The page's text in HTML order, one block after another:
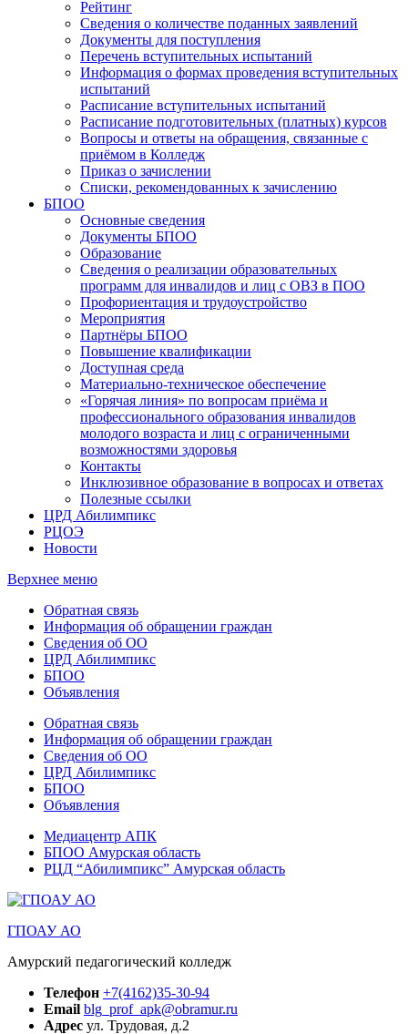
Рейтинг
Сведения о количестве поданных заявлений
Документы для поступления
Перечень вступительных испытаний
Информация о формах проведения вступительных
испытаний
Расписание вступительных испытаний
Расписание подготовительных (платных) курсов
Вопросы и ответы на обращения, связанные с
приёмом в Колледж
Приказ о зачислении
Списки, рекомендованных к зачислению
БПОО
Основные сведения
Документы БПОО
Образование
Сведения о реализации образовательных
программ для инвалидов и лиц с ОВЗ в ПОО
Профориентация и трудоустройство
Мероприятия
Партнёры БПОО
Повышение квалификации
Доступная среда
Материально-техническое обеспечение
«Горячая линия» по вопросам приёма и
профессионального образования инвалидов
молодого возраста и лиц с ограниченными
возможностями здоровья
Контакты
Инклюзивное образование в вопросах и ответах
Полезные ссылки
ЦРД Абилимпикс
РЦОЭ
Новости
Верхнее меню
Обратная связь
Информация об обращении граждан
Сведения об ОО
ЦРД Абилимпикс
БПОО
Объявления
Обратная связь
Информация об обращении граждан
Сведения об ОО
ЦРД Абилимпикс
БПОО
Объявления
Медиацентр АПК
БПОО Амурская область
РЦД “Абилимпикс” Амурская область
ГПОАУ АО
Амурский педагогический колледж
Телефон +7(4162)35-30-94
Email blg_prof_apk@obramur.ru
Адрес ул. Трудовая, д.2